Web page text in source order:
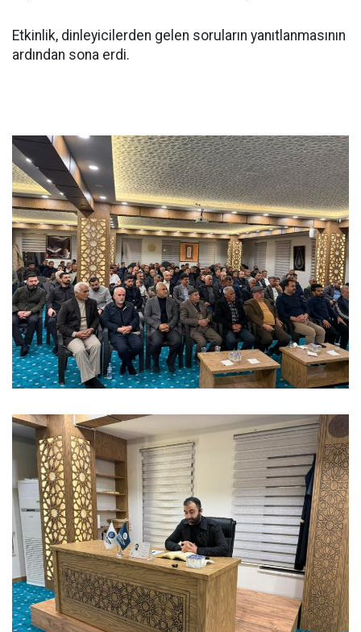
Etkinlik, dinleyicilerden gelen soruların yanıtlanmasının
ardından sona erdi.